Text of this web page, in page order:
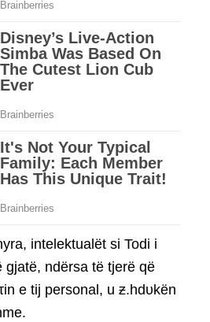
intelektualët si Todi i
gjatë, ndërsa të tjerë që
e tij personal, u ƶ.hdυkën